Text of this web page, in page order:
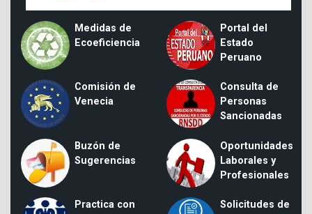
Medidas de
Ecoeficiencia
Portal del
Estado
Peruano
Comisión de
Venecia
Consulta de
Personas
Sancionadas
Buzón de
Sugerencias
Oportunidades
Laborales y
Profesionales
Practica con
Solicitudes de